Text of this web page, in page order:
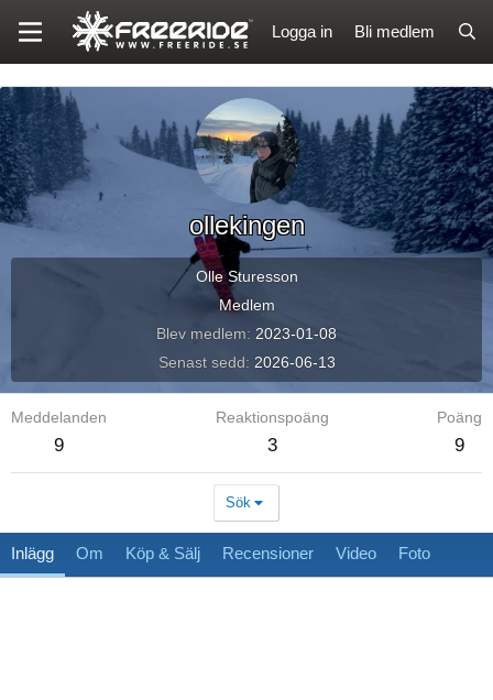
Logga in Bli medlem
ollekingen
Olle Sturesson
Medlem
Blev medlem
2023-01-08
Senast sedd
2026-06-13
Meddelanden
9
Reaktionspoäng
3
Poäng
9
Sök
Inlägg Om Köp & Sälj Recensioner Video Foto